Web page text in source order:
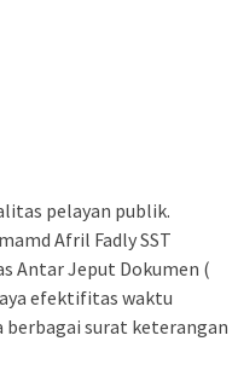
pelayan publik.
Afril Fadly SST
Antar Jeput Dokumen (
efektifitas waktu
berbagai surat keterangan